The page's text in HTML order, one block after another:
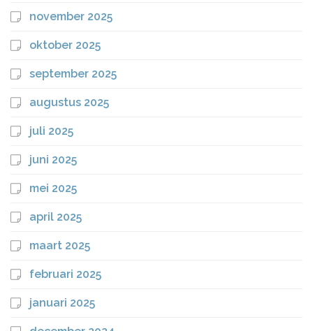
november 2025
oktober 2025
september 2025
augustus 2025
juli 2025
juni 2025
mei 2025
april 2025
maart 2025
februari 2025
januari 2025